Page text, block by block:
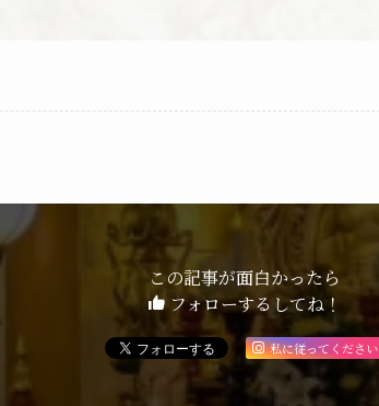
この記事が面白かったら
フォローするしてね！
私に従ってください